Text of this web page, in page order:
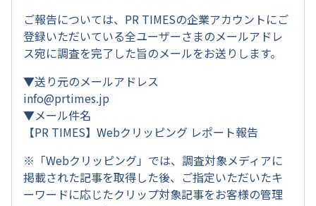
ご報告については、PR TIMESの企業アカウントにご
登録いただいている全ユーザーさまのメールアドレ
ス宛に調査を完了した旨のメールをお送りします。
▼送り元のメールアドレス
info@prtimes.jp
▼メール件名
【PR TIMES】Webクリッピング レポート報告
※「Webクリッピング」では、調査対象メディアに
掲載された記事を取得した後、ご指定いただいたキ
ーワードに応じたクリップ対象記事をお客様の管理